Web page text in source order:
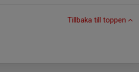
Tillbaka till toppen